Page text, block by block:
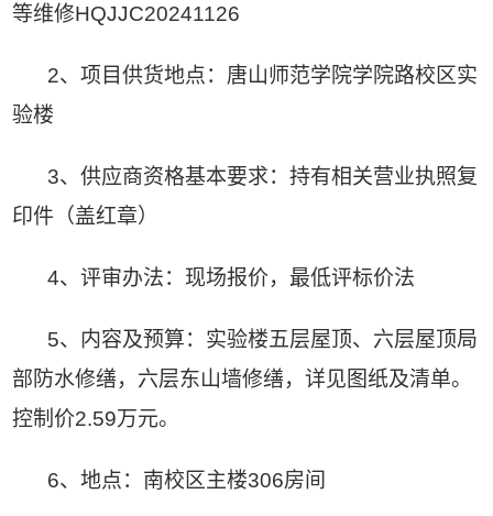
等维修HQJJC20241126
2、项目供货地点：唐山师范学院学院路校区实
验楼
3、供应商资格基本要求：持有相关营业执照复
印件（盖红章）
4、评审办法： 现场报价， 最低评标价法
5、内容及预算：实验楼五层屋顶、六层屋顶局
部防水修缮，六层东山墙修缮，详见图纸及清单。
控制价2.59万元。
6、地点：南校区主楼306房间